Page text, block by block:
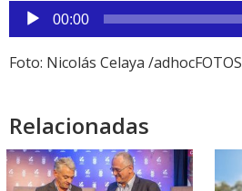
Reproductor
de
audio
00:00
Foto: Nicolás Celaya /adhocFOTOS
Relacionadas